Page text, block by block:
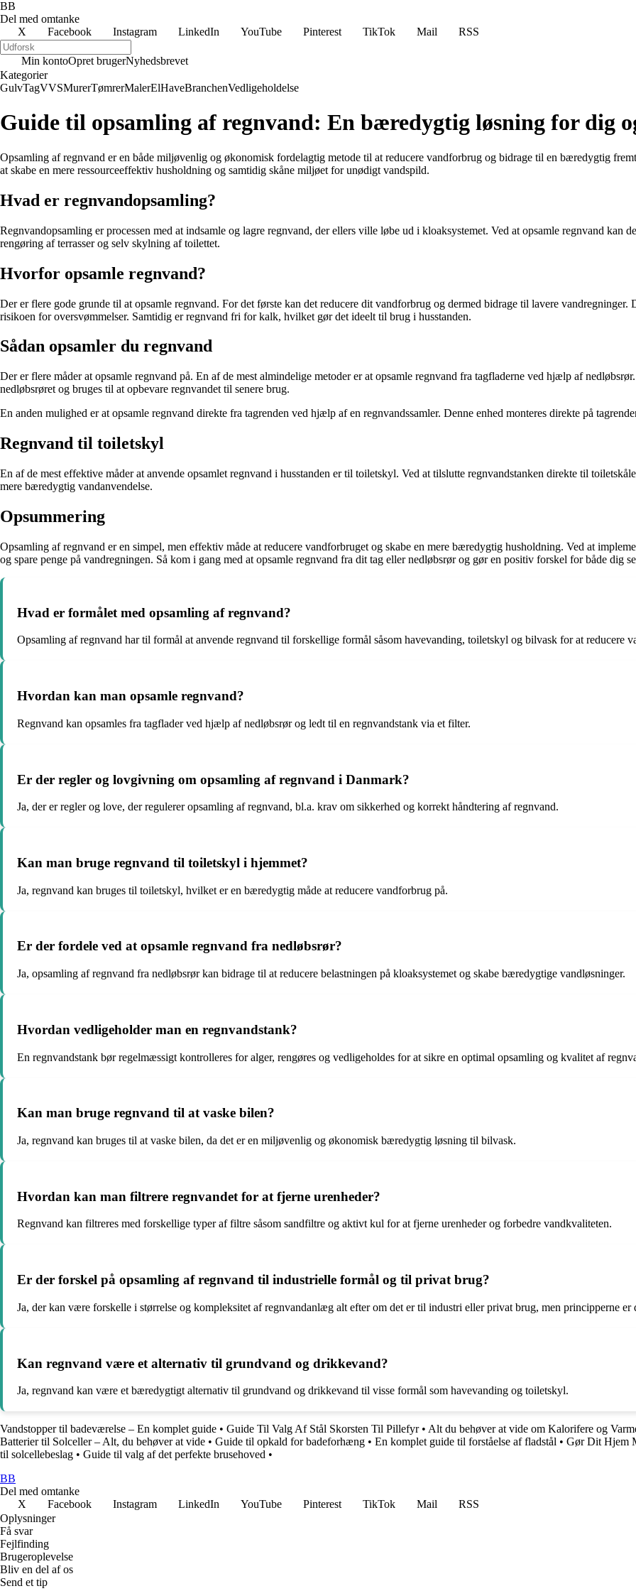
BB
Del med omtanke
X
Facebook Instagram LinkedIn YouTube Pinterest TikTok Mail RSS
Min kontoOpret brugerNyhedsbrevet
Kategorier
GulvTagVVSMurerTømrerMalerElHaveBranchenVedligeholdelse
Guide til opsamling af regnvand: En bæredygtig løsning for dig
Opsamling af regnvand er en både miljøvenlig og økonomisk fordelagtig metode til at reducere vandforbrug og bidrage til en bæredygtig
at skabe en mere ressourceeffektiv husholdning og samtidig skåne miljøet for unødigt vandspild.
Hvad er regnvandopsamling?
Regnvandopsamling er processen med at indsamle og lagre regnvand, der ellers ville løbe ud i kloaksystemet. Ved at opsamle regnvand kan
rengøring af terrasser og selv skylning af toilettet.
Hvorfor opsamle regnvand?
Der er flere gode grunde til at opsamle regnvand. For det første kan det reducere dit vandforbrug og dermed bidrage til lavere
risikoen for oversvømmelser. Samtidig er regnvand fri for kalk, hvilket gør det ideelt til brug i husstanden.
Sådan opsamler du regnvand
Der er flere måder at opsamle regnvand på. En af de mest almindelige metoder er at opsamle regnvand fra tagfladerne ved hjælp af
nedløbsrøret og bruges til at opbevare regnvandet til senere brug.
En anden mulighed er at opsamle regnvand direkte fra tagrenden ved hjælp af en regnvandssamler. Denne enhed monteres direkte på
Regnvand til toiletskyl
En af de mest effektive måder at anvende opsamlet regnvand i husstanden er til toiletskyl. Ved at tilslutte regnvandstanken direkte til
mere bæredygtig vandanvendelse.
Opsummering
Opsamling af regnvand er en simpel, men effektiv måde at reducere vandforbruget og skabe en mere bæredygtig husholdning. Ved at
og spare penge på vandregningen. Så kom i gang med at opsamle regnvand fra dit tag eller nedløbsrør og gør en positiv forskel for både dig
Hvad er formålet med opsamling af regnvand?
Opsamling af regnvand har til formål at anvende regnvand til forskellige formål såsom havevanding, toiletskyl og bilvask for at reducere
Hvordan kan man opsamle regnvand?
Regnvand kan opsamles fra tagflader ved hjælp af nedløbsrør og ledt til en regnvandstank via et filter.
Er der regler og lovgivning om opsamling af regnvand i Danmark?
Ja, der er regler og love, der regulerer opsamling af regnvand, bl.a. krav om sikkerhed og korrekt håndtering af regnvand.
Kan man bruge regnvand til toiletskyl i hjemmet?
Ja, regnvand kan bruges til toiletskyl, hvilket er en bæredygtig måde at reducere vandforbrug på.
Er der fordele ved at opsamle regnvand fra nedløbsrør?
Ja, opsamling af regnvand fra nedløbsrør kan bidrage til at reducere belastningen på kloaksystemet og skabe bæredygtige vandløsninger.
Hvordan vedligeholder man en regnvandstank?
En regnvandstank bør regelmæssigt kontrolleres for alger, rengøres og vedligeholdes for at sikre en optimal opsamling og kvalitet af
Kan man bruge regnvand til at vaske bilen?
Ja, regnvand kan bruges til at vaske bilen, da det er en miljøvenlig og økonomisk bæredygtig løsning til bilvask.
Hvordan kan man filtrere regnvandet for at fjerne urenheder?
Regnvand kan filtreres med forskellige typer af filtre såsom sandfiltre og aktivt kul for at fjerne urenheder og forbedre vandkvaliteten.
Er der forskel på opsamling af regnvand til industrielle formål og til privat brug?
Ja, der kan være forskelle i størrelse og kompleksitet af regnvandanlæg alt efter om det er til industri eller privat brug, men principperne er
Kan regnvand være et alternativ til grundvand og drikkevand?
Ja, regnvand kan være et bæredygtigt alternativ til grundvand og drikkevand til visse formål som havevanding og toiletskyl.
Vandstopper til badeværelse – En komplet guide • Guide Til Valg Af Stål Skorsten Til Pillefyr• Alt du behøver at vide om Kalorifere og
Batterier til Solceller – Alt, du behøver at vide • Guide til opkald for badeforhæng • En komplet guide til forståelse af fladstål • Gør Dit Hjem
til solcellebeslag • Guide til valg af det perfekte brusehoved •
BB
Del med omtanke
X
Facebook Instagram LinkedIn YouTube Pinterest TikTok Mail
RSS
Oplysninger
Få svar
Fejlfinding
Brugeroplevelse
Bliv en del af os
Send et tip